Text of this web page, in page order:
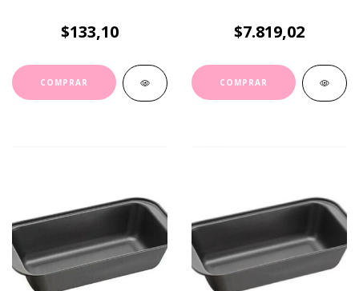
$133,10 $7.819,02